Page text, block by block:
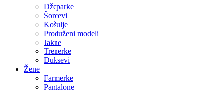
Džeparke
Šorcevi
Košulje
Produženi modeli
Jakne
Trenerke
Duksevi
Žene
Farmerke
Pantalone